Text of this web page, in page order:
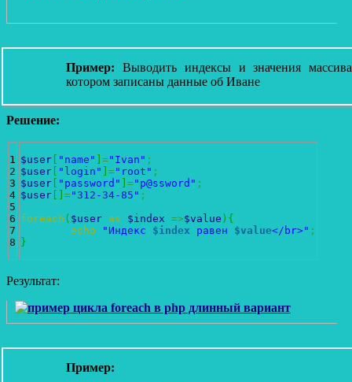
Пример: Выводить индексы и значения
котором записаны данные об Иване
Решение:
1
2
3
4
5
6
7
$user "name" ="Ivan" ;
$user
"login" ="root" ;
$user
"password" ="p@ssword" ;
$user
="312-34-85" ;
foreach ( $user as $index =>$value ) {
echo
"Индекс $index равен $value</br>" ;
}
Результат:
Пример: